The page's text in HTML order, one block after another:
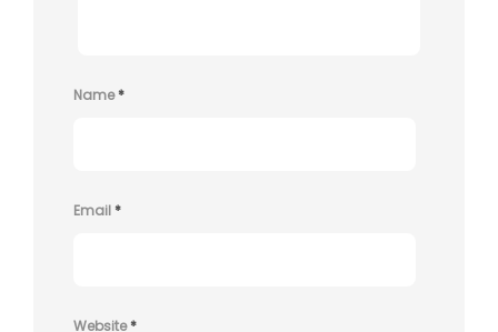
Name*
Email*
Website*